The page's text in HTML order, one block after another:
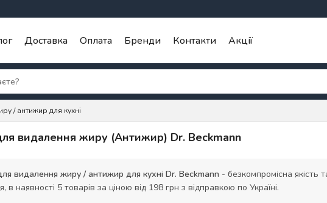
Доставка Оплата Бренди Контакти Акції
/ антижир для кухні
видалення жиру (Антижир) Dr. Beckmann
видалення жиру / антижир для кухні Dr. Beckmann - безкомпромісна якість
в наявності 5 товарів за ціною від 198 грн з відправкою по Україні.